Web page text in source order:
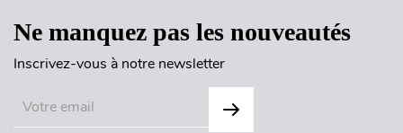
Ne manquez pas les nouveautés
Inscrivez-vous à notre newsletter